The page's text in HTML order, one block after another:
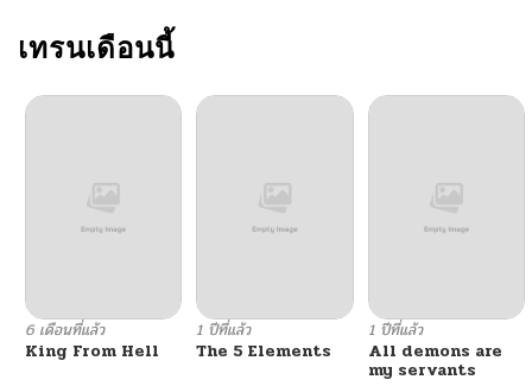
เทรนเดือนนี้
6 เดือนที่แล้ว
King From Hell
1 ปีที่แล้ว
The 5 Elements
1 ปีที่แล้ว
All demons are
my servants